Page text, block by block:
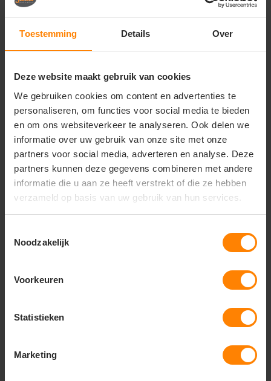
Toestemming Details Over
Deze website maakt gebruik van cookies
We gebruiken cookies om content en advertenties te
personaliseren, om functies voor social media te bieden
en om ons websiteverkeer te analyseren. Ook delen we
informatie over uw gebruik van onze site met onze
partners voor social media, adverteren en analyse. Deze
partners kunnen deze gegevens combineren met andere
informatie die u aan ze heeft verstrekt of die ze hebben
verzameld op basis van uw gebruik van hun services.
Noodzakelijk
Voorkeuren
Statistieken
Marketing
check
check Gratis digitale drukproef
Vragen? Neem contact op
met onze klantenservice
call +31(0)418 511 972
mail info@joboworkwear.nl
Bezoek onze showroom:
Provincialeweg 59 - Velddriel
VOORRAAD ZEEFDRUKTRANSFERS Agib LB blokker